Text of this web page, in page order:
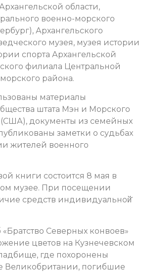
области,
военно-морского
Архангельского
музея, музея истории
спорта Архангельской
филиала Центральной
района.
материалы
штата Мэн и Морского
(США), документы из семейных
заметки о судьбах
жителей военного
книги состоится 8 мая в
музее. При посещении
средств индивидуальной̆
Северных конвоев»
цветов на Кузнечевском
где похоронены
Великобритании, погибшие